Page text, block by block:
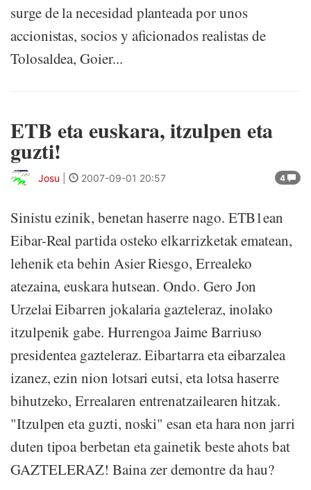
surge de la necesidad planteada por unos
accionistas, socios y aficionados realistas de
Tolosaldea, Goier...
ETB eta euskara, itzulpen eta
guzti!
4
Josu 2007-09-01 20:57
Sinistu ezinik, benetan haserre nago. ETB1ean
Eibar-Real partida osteko elkarrizketak ematean,
lehenik eta behin Asier Riesgo, Errealeko
atezaina, euskara hutsean. Ondo. Gero Jon
Urzelai Eibarren jokalaria gazteleraz, inolako
itzulpenik gabe. Hurrengoa Jaime Barriuso
presidentea gazteleraz. Eibartarra eta eibarzalea
izanez, ezin nion lotsari eutsi, eta lotsa haserre
bihutzeko, Errealaren entrenatzailearen hitzak.
"Itzulpen eta guzti, noski" esan eta hara non jarri
duten tipoa berbetan eta gainetik beste ahots bat
GAZTELERAZ! Baina zer demontre da hau?